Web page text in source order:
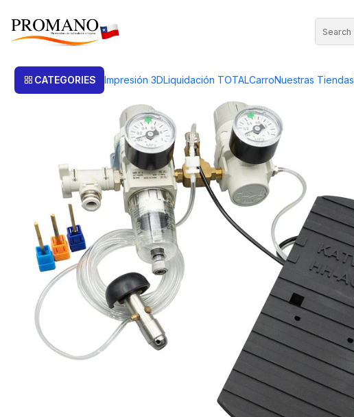
CATEGORIES Impresión 3DLiquidación TOTALCarroNuestras Tiendas